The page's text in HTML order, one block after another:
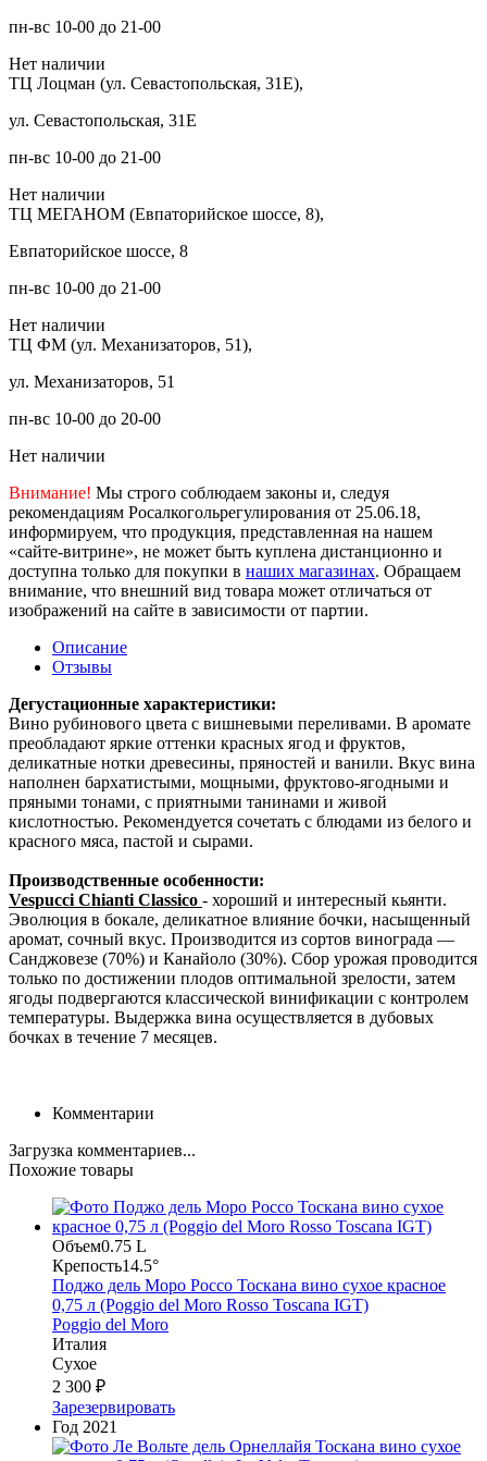
пн-вс 10-00 до 21-00
Нет наличии
ТЦ Лоцман (ул. Севастопольская, 31Е),
ул. Севастопольская, 31Е
пн-вс 10-00 до 21-00
Нет наличии
ТЦ МЕГАНОМ (Евпаторийское шоссе, 8),
Евпаторийское шоссе, 8
пн-вс 10-00 до 21-00
Нет наличии
ТЦ ФМ (ул. Механизаторов, 51),
ул. Механизаторов, 51
пн-вс 10-00 до 20-00
Нет наличии
Внимание! Мы строго соблюдаем законы и, следуя
рекомендациям Росалкогольрегулирования от 25.06.18,
информируем, что продукция, представленная на нашем
«сайте-витрине», не может быть куплена дистанционно и
доступна только для покупки в наших магазинах. Обращаем
внимание, что внешний вид товара может отличаться от
изображений на сайте в зависимости от партии.
Описание
Отзывы
Дегустационные характеристики:
Вино рубинового цвета с вишневыми переливами. В аромате
преобладают яркие оттенки красных ягод и фруктов,
деликатные нотки древесины, пряностей и ванили. Вкус вина
наполнен бархатистыми, мощными, фруктово-ягодными и
пряными тонами, с приятными танинами и живой
кислотностью. Рекомендуется сочетать с блюдами из белого и
красного мяса, пастой и сырами.
Производственные особенности:
Vespucci Chianti Classico - хороший и интересный кьянти.
Эволюция в бокале, деликатное влияние бочки, насыщенный
аромат, сочный вкус. Производится из сортов винограда —
Санджовезе (70%) и Канайоло (30%). Сбор урожая проводится
только по достижении плодов оптимальной зрелости, затем
ягоды подвергаются классической винификации с контролем
температуры. Выдержка вина осуществляется в дубовых
бочках в течение 7 месяцев.
Комментарии
Загрузка комментариев...
Похожие товары
Объем0.75 L
Крепость14.5°
Поджо дель Моро Россо Тоскана вино сухое красное
0,75 л (Poggio del Moro Rosso Toscana IGT)
Poggio del Moro
Италия
Сухое
2 300 ₽
Зарезервировать
Год 2021